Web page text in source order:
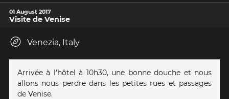
01 August 2017
Visite de Venise
Venezia, Italy
Arrivée à l'hôtel à 10h30, une bonne douche et nous
allons nous perdre dans les petites rues et passages
de Venise.